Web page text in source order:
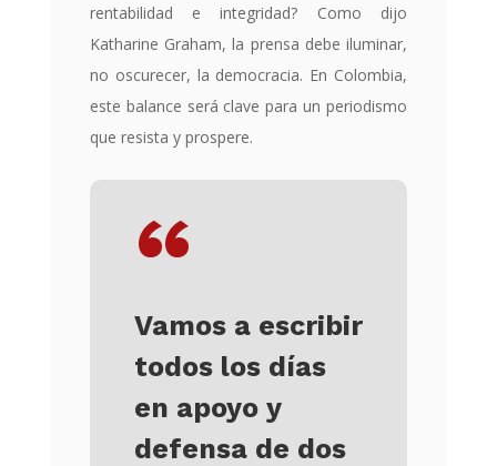
rentabilidad e integridad? Como dijo
Katharine Graham, la prensa debe iluminar,
no oscurecer, la democracia. En Colombia,
este balance será clave para un periodismo
que resista y prospere.
“
Vamos a escribir
todos los días
en apoyo y
defensa de dos